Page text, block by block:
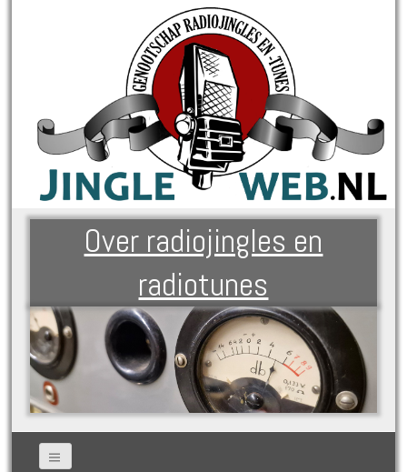
Over radiojingles en
radiotunes